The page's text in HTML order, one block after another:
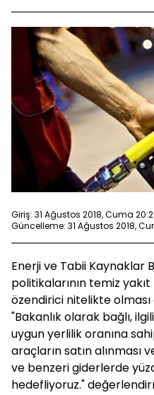
Giriş: 31 Ağustos 2018, Cuma
Güncelleme: 31 Ağustos 2018,
Enerji ve Tabii Kaynaklar
politikalarının temiz
özendirici nitelikte
"Bakanlık olarak bağlı,
uygun yerlilik oranına
araçların satın alınması
ve benzeri giderlerde
hedefliyoruz."